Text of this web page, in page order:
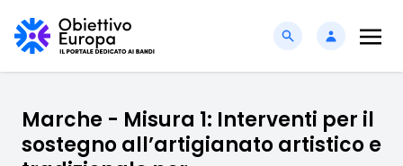
Marche - Misura 1: Interventi per il
sostegno all’artigianato artistico e